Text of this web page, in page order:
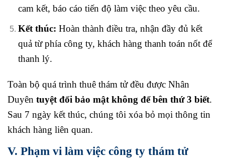
cam kết, báo cáo tiến độ làm việc theo yêu cầu.
Kết thúc: Hoàn thành điều tra, nhận đầy đủ kết
quả từ phía công ty, khách hàng thanh toán nốt để
thanh lý.
Toàn bộ quá trình thuê thám tử đều được Nhân
Duyên tuyệt đối bảo mật không để bên thứ 3 biết.
Sau 7 ngày kết thúc, chúng tôi xóa bỏ mọi thông tin
khách hàng liên quan.
V. Phạm vi làm việc công ty thám tử